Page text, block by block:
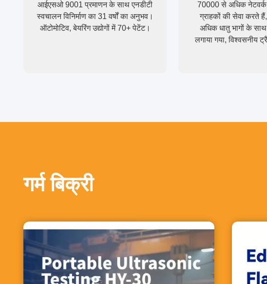
आईएसओ 9001 प्रमाणन के साथ एनडीटी
स्वचालन विनिर्माण का 31 वर्षों का अनुभव।
ऑटोमोटिव, बेयरिंग उद्योगों में 70+ पेटेंट।
70000 से अधिक नेटवर्क,
ग्राहकों की सेवा करते
अधिक धातु भागों के साथ
लगाया गया, विश्वसनीय
गर्म बिक्री